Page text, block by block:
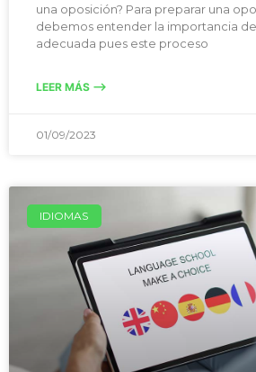
una oposición? Para preparar una
debemos entender la importancia
adecuada pues este proceso
LEER MÁS -->
01/09/2023
IDIOMAS